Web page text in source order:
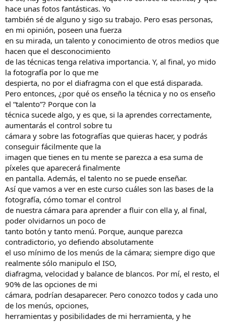
hace unas fotos fantásticas. Yo
también sé de alguno y sigo su trabajo. Pero esas personas,
en mi opinión, poseen una fuerza
en su mirada, un talento y conocimiento de otros medios que
hacen que el desconocimiento
de las técnicas tenga relativa importancia. Y, al final, yo mido
la fotografía por lo que me
despierta, no por el diafragma con el que está disparada.
Pero entonces, ¿por qué os enseño la técnica y no os enseño
el “talento”? Porque con la
técnica sucede algo, y es que, si la aprendes correctamente,
aumentarás el control sobre tu
cámara y sobre las fotografías que quieras hacer, y podrás
conseguir fácilmente que la
imagen que tienes en tu mente se parezca a esa suma de
píxeles que aparecerá finalmente
en pantalla. Además, el talento no se puede enseñar.
Así que vamos a ver en este curso cuáles son las bases de la
fotografía, cómo tomar el control
de nuestra cámara para aprender a fluir con ella y, al final,
poder olvidarnos un poco de
tanto botón y tanto menú. Porque, aunque parezca
contradictorio, yo defiendo absolutamente
el uso mínimo de los menús de la cámara; siempre digo que
realmente sólo manipulo el ISO,
diafragma, velocidad y balance de blancos. Por mí, el resto, el
90% de las opciones de mi
cámara, podrían desaparecer. Pero conozco todos y cada uno
de los menús, opciones,
herramientas y posibilidades de mi herramienta, y he